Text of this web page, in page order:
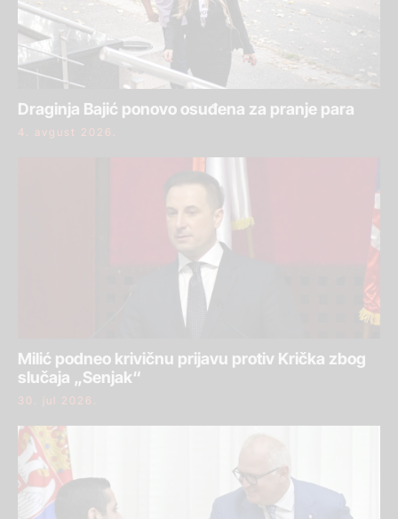
Draginja Bajić ponovo osuđena za pranje para
4. avgust 2026.
Milić podneo krivičnu prijavu protiv Krička zbog
slučaja „Senjak“
30. jul 2026.